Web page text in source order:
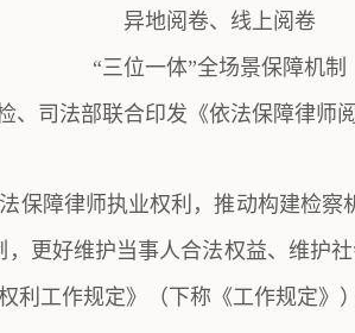
异地阅卷、线上阅卷
“三位一体”全场景保障机制
司法部联合印发《依法保障律师阅
保障律师执业权利，推动构建检察
更好维护当事人合法权益、维护
利工作规定》（下称《工作规定》）